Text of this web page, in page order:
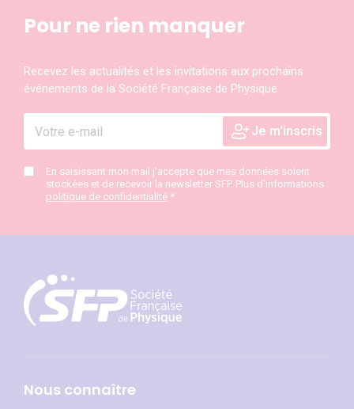
Pour ne rien manquer
Recevez les actualités et les invitations aux prochains
événements de la Société Française de Physique
En saisissant mon mail j’accepte que mes données soient
stockées et de recevoir la newsletter SFP. Plus d’informations :
politique de confidentialité *
Nous connaître